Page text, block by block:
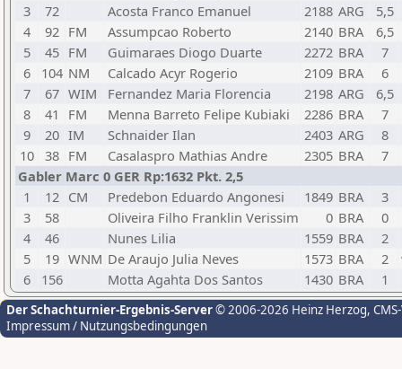
3
72 Acosta Franco Emanuel 2188 ARG
5,5
4
92 FM Assumpcao Roberto 2140 BRA
6,5
5
45 FM Guimaraes Diogo Duarte 2272 BRA
7
6
104 NM Calcado Acyr Rogerio 2109 BRA
6
7
67 WIM Fernandez Maria Florencia 2198 ARG
6,5
8
41 FM Menna Barreto Felipe Kubiaki 2286 BRA
7
9
20 IM Schnaider Ilan 2403 ARG
8
10 38 FM Casalaspro Mathias Andre 2305 BRA
7
Gabler Marc 0 GER Rp:1632 Pkt. 2,5
1
12 CM Predebon Eduardo Angonesi 1849 BRA
3
3
58 Oliveira Filho Franklin Verissim 0 BRA
0
4
46 Nunes Lilia 1559 BRA
2
5
19 WNM De Araujo Julia Neves 1573 BRA 2
6
156 Motta Agahta Dos Santos 1430 BRA 1
Der Schachturnier-Ergebnis-Server© 2006-2026 Heinz Herzog,
Impressum / Nutzungsbedingungen